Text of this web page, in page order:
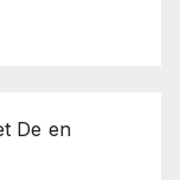
De en